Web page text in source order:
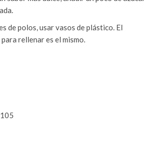
de polos, usar vasos de plástico. El
rellenar es el mismo.